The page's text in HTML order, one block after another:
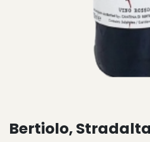
Bertiolo,